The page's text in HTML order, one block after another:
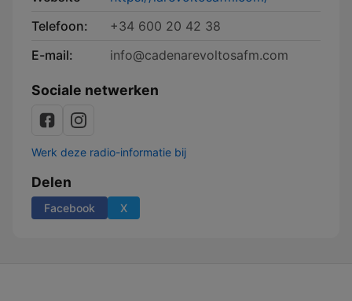
Telefoon:
+34 600 20 42 38
E-mail:
info@cadenarevoltosafm.com
Sociale netwerken
Werk deze radio-informatie bij
Delen
Facebook X